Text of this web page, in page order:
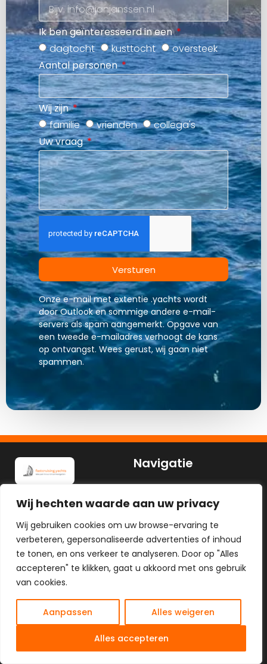
Wij hechten waarde aan uw privacy
Wij gebruiken cookies om uw browse-ervaring te
verbeteren, gepersonaliseerde advertenties of inhoud
te tonen, en ons verkeer te analyseren. Door op "Alles
accepteren" te klikken, gaat u akkoord met ons gebruik
van cookies.
Aanpassen Alles weigeren
Alles accepteren
Ik ben geïnteresseerd in een
dagtocht
kusttocht
oversteek
Aantal personen
Wij zijn
familie
vrienden
collega's
Uw vraag
Versturen
Onze e-mail met extentie .yachts wordt
door Outlook en sommige andere e-mail-
servers als spam aangemerkt. Opgave van
een tweede e-mailadres verhoogt de kans
op ontvangst. Wees gerust, wij gaan niet
spammen.
Navigatie
Zeilaanbod
Reisplan
Over Ons
Polarsteps
Blog
Service Informatie
KVK: 93577885
BTW nr: NL866456004B01